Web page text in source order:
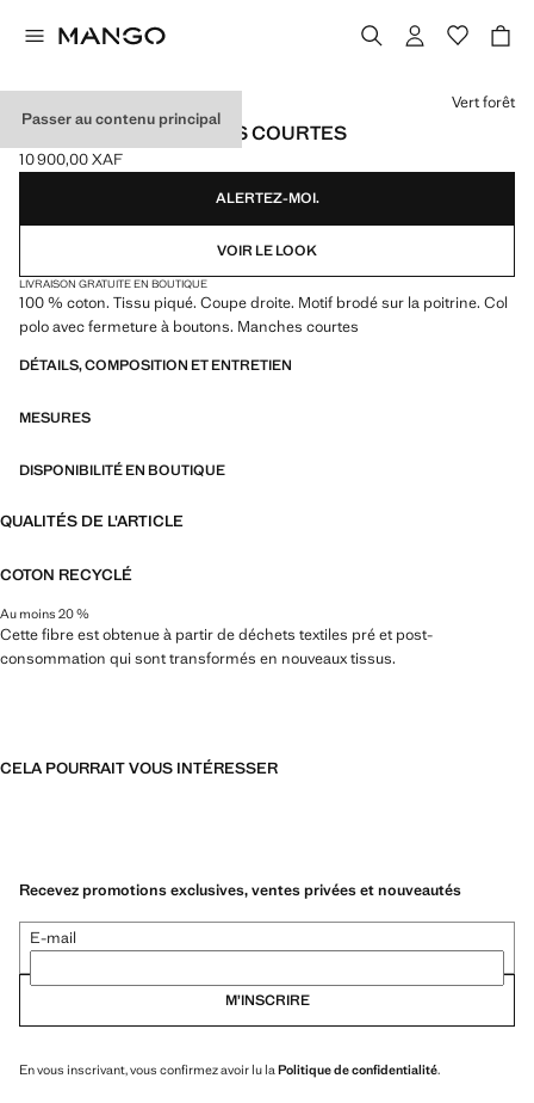
Passer au contenu principal
POLO COTON MANCHES COURTES
Prix actuel [10 900,00 XAF ]
10 900,00 XAF
Choisissez une couleur
Vert forêt
ALERTEZ-MOI.
VOIR LE LOOK
LIVRAISON GRATUITE EN BOUTIQUE
100 % coton. Tissu piqué. Coupe droite. Motif brodé sur la poitrine. Col
polo avec fermeture à boutons. Manches courtes
DÉTAILS, COMPOSITION ET ENTRETIEN
MESURES
DISPONIBILITÉ EN BOUTIQUE
QUALITÉS DE L'ARTICLE
COTON RECYCLÉ
Au moins 20 %
Cette fibre est obtenue à partir de déchets textiles pré et post-
consommation qui sont transformés en nouveaux tissus.
CELA POURRAIT VOUS INTÉRESSER
Recevez promotions exclusives, ventes privées et nouveautés
E-mail
M’INSCRIRE
En vous inscrivant, vous confirmez avoir lu laPolitique de confidentialité.